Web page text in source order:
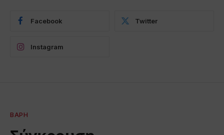
Facebook Twitter
Instagram
ΒΆΡΗ